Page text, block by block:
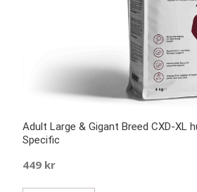
Adult Large & Gigant Breed CXD-XL
Specific
449 kr